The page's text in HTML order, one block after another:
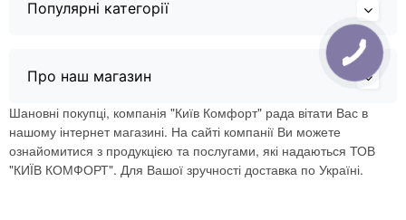
Популярні категорії
Про наш магазин
Шановні покупці, компанія "Київ Комфорт" рада вітати Вас в
нашому інтернет магазині. На сайті компанії Ви можете
ознайомитися з продукцією та послугами, які надаються ТОВ
"КИЇВ КОМФОРТ". Для Вашої зручності доставка по Україні.